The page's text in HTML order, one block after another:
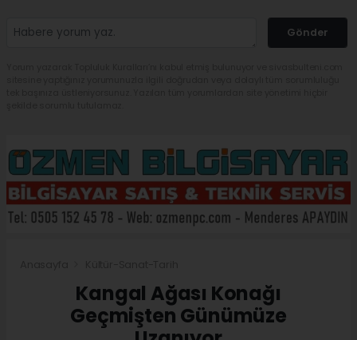
Gönder
Kangal Ağası Konağı
Geçmişten Günümüze